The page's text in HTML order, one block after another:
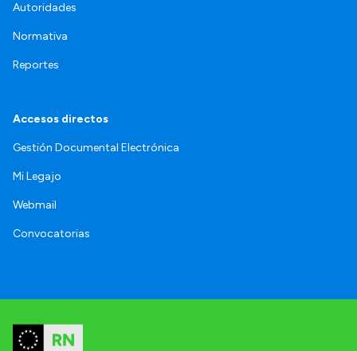
Autoridades
Normativa
Reportes
Accesos directos
Gestión Documental Electrónica
Mi Legajo
Webmail
Convocatorias